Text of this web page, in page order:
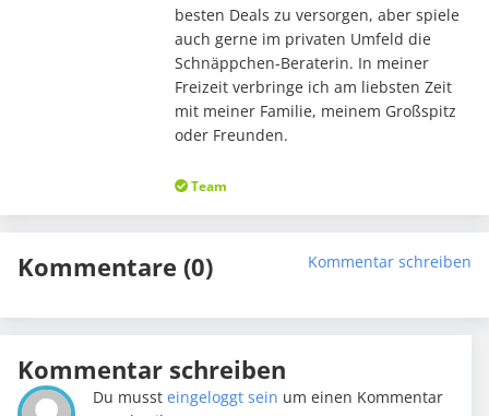
besten Deals zu versorgen, aber spiele
auch gerne im privaten Umfeld die
Schnäppchen-Beraterin. In meiner
Freizeit verbringe ich am liebsten Zeit
mit meiner Familie, meinem Großspitz
oder Freunden.
Team
Kommentare (0) Kommentar schreiben
Kommentar schreiben
Du mussteingeloggt sein um einen Kommentar